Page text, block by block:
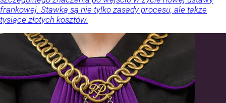
frankowej. Stawką są nie tylko zasady procesu, ale także
tysiące złotych kosztów.